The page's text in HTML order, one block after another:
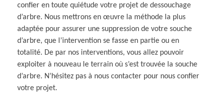
confier en toute quiétude votre projet de dessouchage
d’arbre. Nous mettrons en œuvre la méthode la plus
adaptée pour assurer une suppression de votre souche
d’arbre, que l’intervention se fasse en partie ou en
totalité. De par nos interventions, vous allez pouvoir
exploiter à nouveau le terrain où s’est trouvée la souche
d’arbre. N’hésitez pas à nous contacter pour nous confier
votre projet.